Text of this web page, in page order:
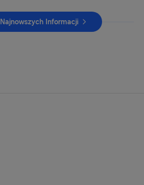
Informacji